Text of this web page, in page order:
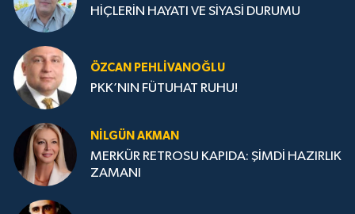
HİÇLERİN HAYATI VE SİYASİ DURUMU
ÖZCAN PEHLIVANOĞLU
PKK’NIN FÜTUHAT RUHU!
NILGÜN AKMAN
MERKÜR RETROSU KAPIDA: ŞİMDİ HAZIRLIK
ZAMANI